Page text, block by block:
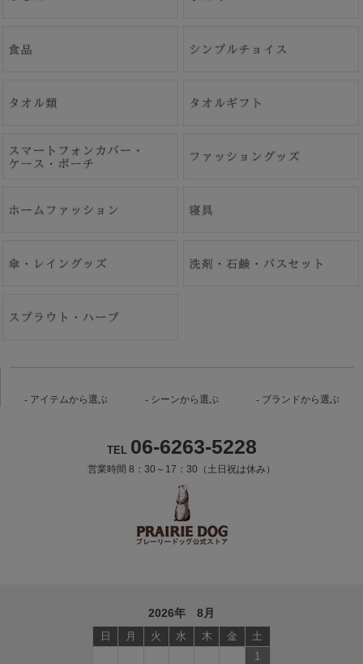
アイテムから選ぶ シーンから選ぶ ブランドから選ぶ
TEL 06-6263-5228
営業時間 8：30～17：30（土日祝は休み）
2026年 8月
日 月 火 水 木 金
土
1